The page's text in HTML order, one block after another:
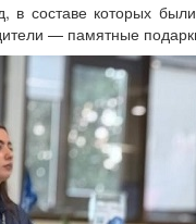
в составе которых
— памятные